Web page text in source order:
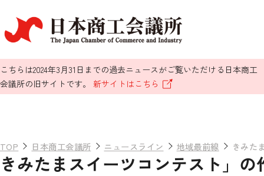
こちらは2024年3月31日までの過去ニュースがご覧いただける日本商工
会議所の旧サイトです。 新サイトはこちら
TOP 日本商工会議所 ニュースライン 地域最前線 きみた
きみたまスイーツコンテスト」